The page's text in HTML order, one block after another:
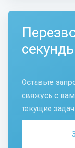
Оставьте
свяжусь с
текущие